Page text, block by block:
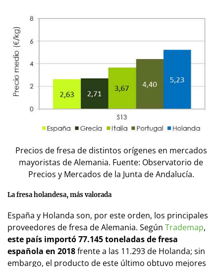
Precios de fresa de distintos orígenes en mercados
mayoristas de Alemania. Fuente: Observatorio de
Precios y Mercados de la Junta de Andalucía.
La fresa holandesa, más valorada
España y Holanda son, por este orden, los principales
proveedores de fresa de Alemania. Según Trademap,
este país importó 77.145 toneladas de fresa
española en 2018frente a las 11.293 de Holanda; sin
embargo, el producto de este último obtuvo mejores